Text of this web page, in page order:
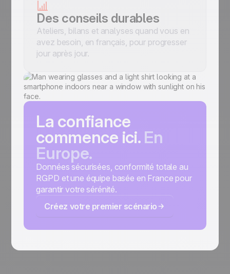
Des conseils durables
Ateliers, bilans et analyses quand vous en
avez besoin, en français, pour progresser
jour après jour.
La confiance
commence ici. En
Europe.
Données sécurisées, conformité totale au
RGPD et une équipe basée en France pour
garantir votre sérénité.
Créez votre premier scénario